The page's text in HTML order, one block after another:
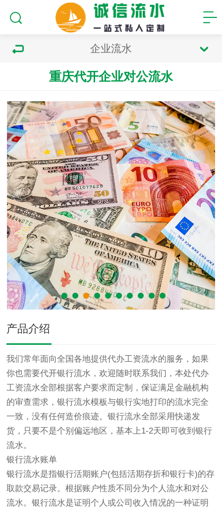
企业流水
重庆代开企业对公流水
产品介绍
我们常年面向全国各地提供代办工资流水的服务，如果
你也需要代开银行流水，欢迎随时联系我们，本处代办
工资流水全部根据客户要求而定制，保证满足金融机构
的审查需求，银行流水模板与银行实地打印的流水完全
一致，没有任何造价痕迹。银行流水全部采用快递发
货，只要不是个别偏远地区，基本上1-2天即可收到银行
流水。
银行流水账单
银行流水是指银行活期账户(包括活期存折和银行卡)的存
取款交易记录。根据账户性质不同分为个人流水和对公
流水。银行流水是证明个人或公司收入情况的一种证明